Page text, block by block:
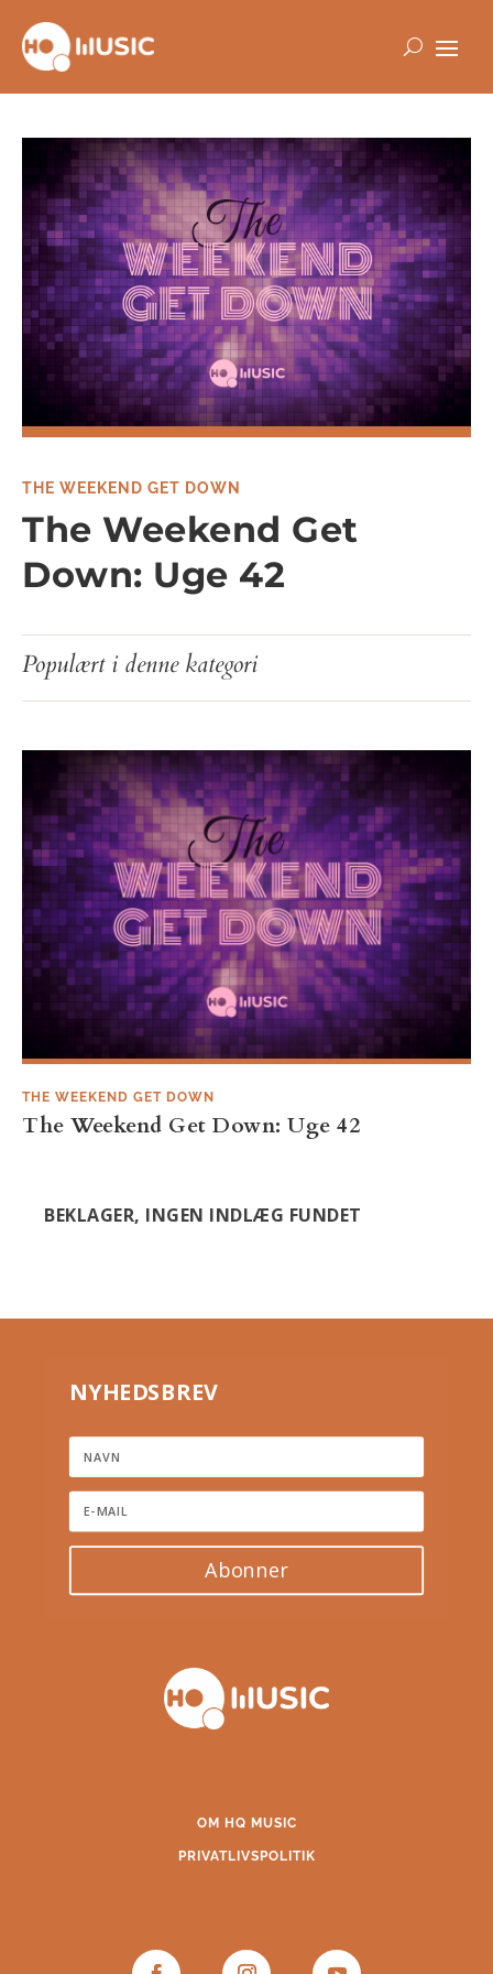
THE WEEKEND GET DOWN
The Weekend Get
Down: Uge 42
Populært i denne kategori
THE WEEKEND GET DOWN
The Weekend Get Down: Uge 42
BEKLAGER, INGEN INDLÆG FUNDET
NYHEDSBREV
Abonner
OM HQ MUSIC
PRIVATLIVSPOLITIK